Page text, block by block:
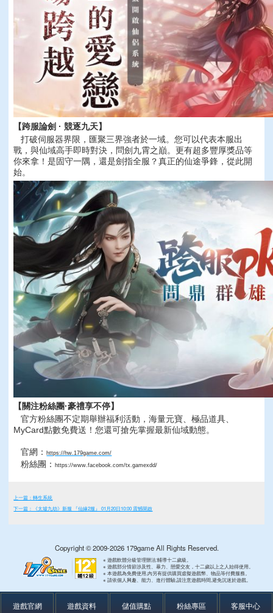
遊戲官網 遊戲資料 儲值購點 粉絲專區 客服中心
【跨服論劍 · 競逐九天】
打破伺服器界限，匯聚三界強者於一域。您可以代表本服出
戰，與仙域高手即時對決，問劍九霄之巔。更有超多豐厚獎品等
你來拿！是固守一隅，還是劍指全服？真正的仙途爭鋒，從此開
始。
【關注粉絲團·豪禮享不停】
官方粉絲團不定期舉辦福利活動，海量元寶、極品道具、
MyCard點數免費送！您還可搶先掌握最新仙域動態。
官網：https://hw.179game.com/
粉絲團：https://www.facebook.com/tx.gamexdd/
上一篇：轉生系統
下一篇：《太墟九劫》新服 『仙緣2服』 01月20日10:00 震憾開啟
Copyright © 2009-2026 179game All Rights Reserved.
※ 遊戲軟體分級管理辦法:輔導十二歲級。
※ 遊戲部分情節涉及性、暴力、戀愛交友，十二歲以上之人始得使用。
※ 本遊戲為免費使用,內另有提供購買虛擬遊戲幣、物品等付費服務。
※ 請依個人興趣、能力、進行體驗,請注意遊戲時間,避免沉迷於遊戲。